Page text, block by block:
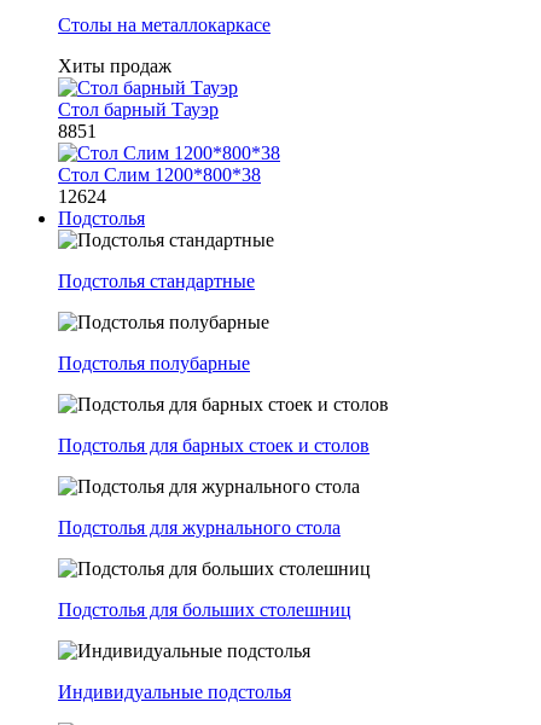
Столы на металлокаркасе
Хиты продаж
Стол барный Тауэр
8851
Стол Слим 1200*800*38
12624
Подстолья
Подстолья стандартные
Подстолья полубарные
Подстолья для барных стоек и столов
Подстолья для журнального стола
Подстолья для больших столешниц
Индивидуальные подстолья